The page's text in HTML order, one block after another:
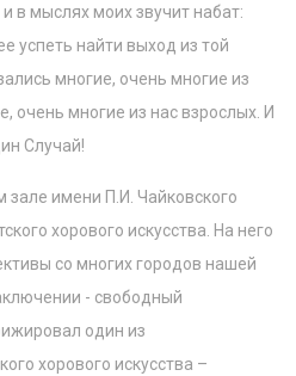
в мыслях моих звучит набат:
успеть найти выход из той
многие, очень многие из
очень многие из нас взрослых. И
Случай!
зале имени П.И. Чайковского
хорового искусства. На него
со многих городов нашей
- свободный
один из
хорового искусства –